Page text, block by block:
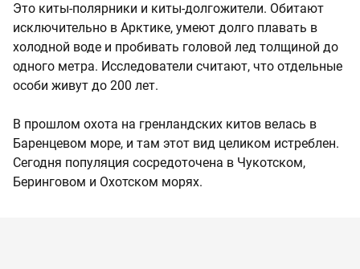
Это киты-полярники и киты-долгожители. Обитают
исключительно в Арктике, умеют долго плавать в
холодной воде и пробивать головой лед толщиной до
одного метра. Исследователи считают, что отдельные
особи живут до 200 лет.
В прошлом охота на гренландских китов велась в
Баренцевом море, и там этот вид целиком истреблен.
Сегодня популяция сосредоточена в Чукотском,
Беринговом и Охотском морях.